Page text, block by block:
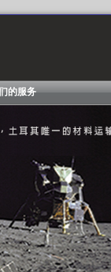
的服务